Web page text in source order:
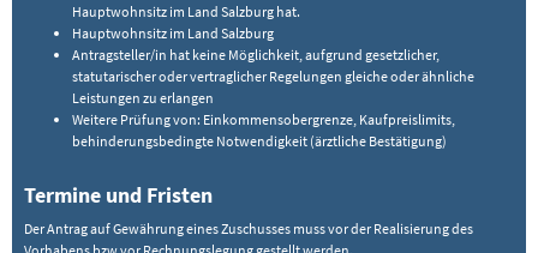
Hauptwohnsitz im Land Salzburg hat.
Hauptwohnsitz im Land Salzburg
Antragsteller/in hat keine Möglichkeit, aufgrund gesetzlicher,
statutarischer oder vertraglicher Regelungen gleiche oder ähnliche
Leistungen zu erlangen
Weitere Prüfung von: Einkommensobergrenze, Kaufpreislimits,
behinderungsbedingte Notwendigkeit (ärztliche Bestätigung)
Termine und Fristen
Der Antrag auf Gewährung eines Zuschusses muss vor der Realisierung des